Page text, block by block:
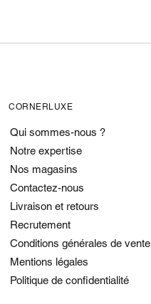
CORNERLUXE
Qui sommes-nous ?
Notre expertise
Nos magasins
Contactez-nous
Livraison et retours
Recrutement
Conditions générales de vente
Mentions légales
Politique de confidentialité